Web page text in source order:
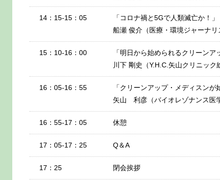
14：15-15：05
「コロナ禍と5Gで人類滅亡か！」
船瀬 俊介（医療・環境ジャーナリ
15：10-16：00
「明日から始められるクリーン
川下 剛史（Y.H.C.矢山クリニック
16：05-16：55
「クリーンアップ・メディスンが
矢山 利彦（バイオレゾナンス医
16：55-17：05 休憩
17：05-17：25 Q＆A
17：25 閉会挨拶